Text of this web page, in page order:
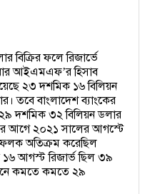
বিক্রির ফলে রিজার্ভে
আইএমএফ’র হিসাব
২৩ দশমিক ১৬ বিলিয়ন
তবে বাংলাদেশ ব্যাংকের
২৯ দশমিক ৩২ বিলিয়ন ডলার
আগে ২০২১ সালের আগস্টে
অতিক্রম করেছিল
১৬ আগস্ট রিজার্ভ ছিল ৩৯
কমতে কমতে ২৯